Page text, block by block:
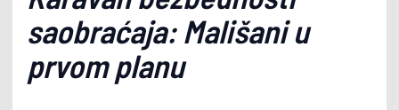
saobraćaja: Mališani u
prvom planu